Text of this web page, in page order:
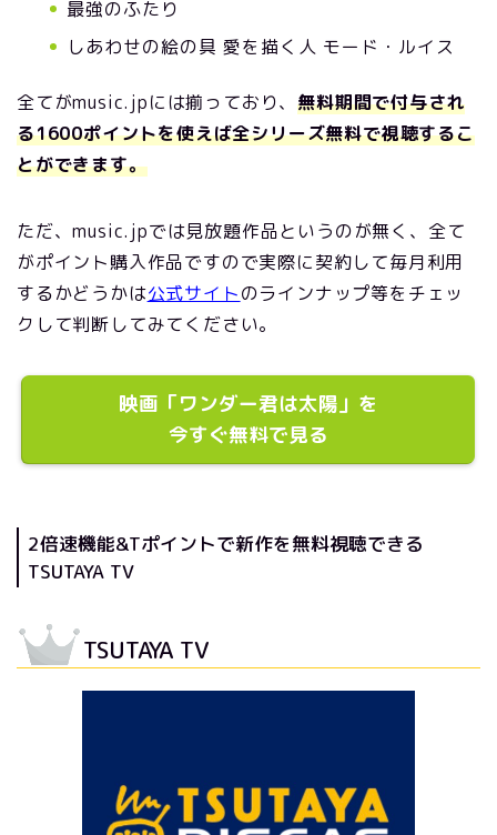
最強のふたり
しあわせの絵の具 愛を描く人 モード・ルイス
全てがmusic.jpには揃っており、無料期間で付与され
る1600ポイントを使えば全シリーズ無料で視聴するこ
とができます。
ただ、music.jpでは見放題作品というのが無く、全て
がポイント購入作品ですので実際に契約して毎月利用
するかどうかは公式サイトのラインナップ等をチェッ
クして判断してみてください。
映画「ワンダー君は太陽」を
今すぐ無料で見る
2倍速機能&Tポイントで新作を無料視聴できる
TSUTAYA TV
TSUTAYA TV